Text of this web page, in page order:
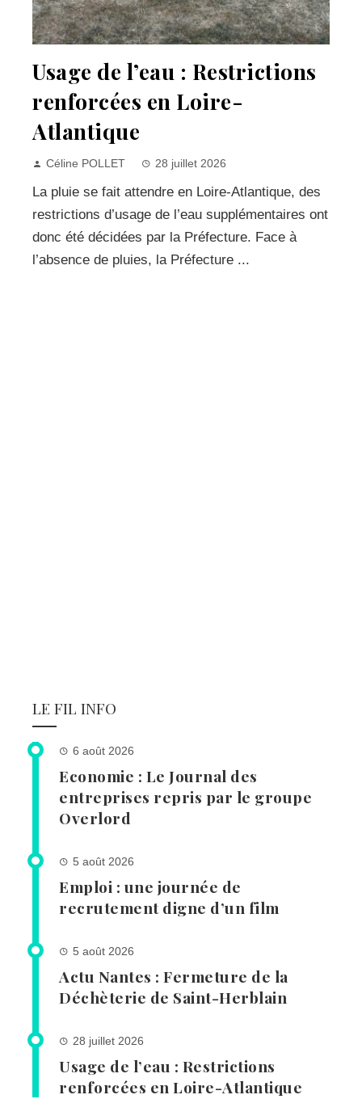
Usage de l’eau : Restrictions
renforcées en Loire-
Atlantique
Céline POLLET 28 juillet 2026
La pluie se fait attendre en Loire-Atlantique, des
restrictions d’usage de l’eau supplémentaires ont
donc été décidées par la Préfecture. Face à
l’absence de pluies, la Préfecture ...
LE FIL INFO
6 août 2026
Economie : Le Journal des
entreprises repris par le groupe
Overlord
5 août 2026
Emploi : une journée de
recrutement digne d’un film
5 août 2026
Actu Nantes : Fermeture de la
Déchèterie de Saint-Herblain
28 juillet 2026
Usage de l’eau : Restrictions
renforcées en Loire-Atlantique